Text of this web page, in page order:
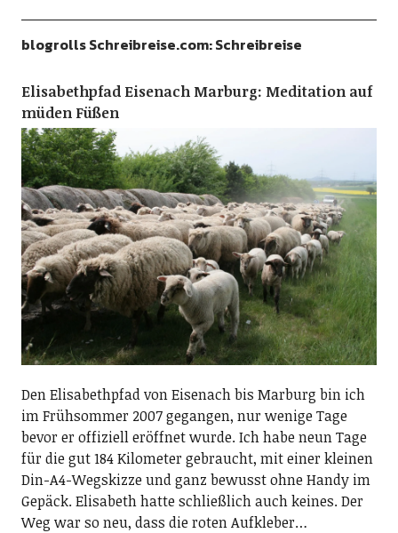
blogrolls Schreibreise.com: Schreibreise
Elisabethpfad Eisenach Marburg: Meditation auf
müden Füßen
Den Elisabethpfad von Eisenach bis Marburg bin ich
im Frühsommer 2007 gegangen, nur wenige Tage
bevor er offiziell eröffnet wurde. Ich habe neun Tage
für die gut 184 Kilometer gebraucht, mit einer kleinen
Din-A4-Wegskizze und ganz bewusst ohne Handy im
Gepäck. Elisabeth hatte schließlich auch keines. Der
Weg war so neu, dass die roten Aufkleber…